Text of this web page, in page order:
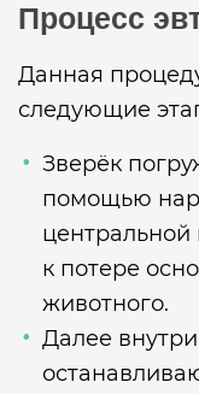
Процесс
Данная
следующие
Зверёк
помощью
к потере
животного.
Далее